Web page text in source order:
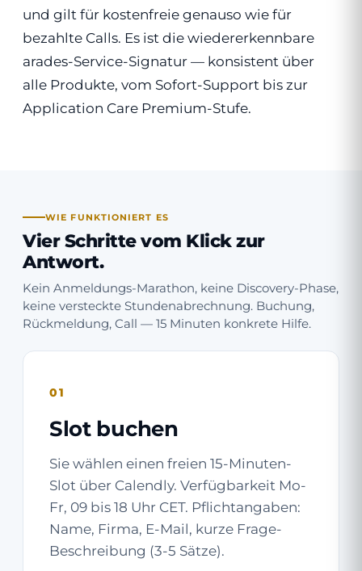
und gilt für kostenfreie genauso wie für
bezahlte Calls. Es ist die wiedererkennbare
arades-Service-Signatur — konsistent über
alle Produkte, vom Sofort-Support bis zur
Application Care Premium-Stufe.
WIE FUNKTIONIERT ES
Vier Schritte vom Klick zur
Antwort.
Kein Anmeldungs-Marathon, keine Discovery-Phase,
keine versteckte Stundenabrechnung. Buchung,
Rückmeldung, Call — 15 Minuten konkrete Hilfe.
01
Slot buchen
Sie wählen einen freien 15-Minuten-
Slot über Calendly. Verfügbarkeit Mo-
Fr, 09 bis 18 Uhr CET. Pflichtangaben:
Name, Firma, E-Mail, kurze Frage-
Beschreibung (3-5 Sätze).